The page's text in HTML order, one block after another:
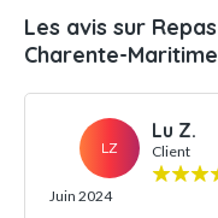
Les avis sur Repas
Charente-Maritime
LZ
Lu Z.
Client
Juin 2024